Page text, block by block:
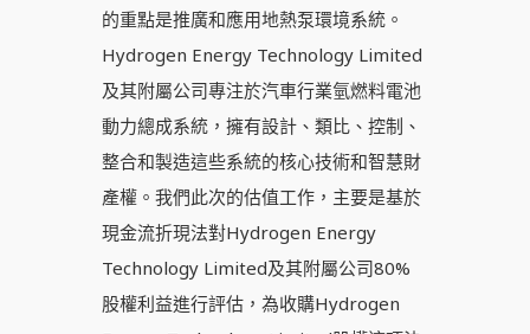
的重點是推廣和應用地熱泵環境系統。
Hydrogen Energy Technology Limited
及其附屬公司專注於汽車行業氫燃料電池
動力總成系統，擁有設計、類比、控制、
整合和製造這些系統的核心技術和智慧財
產權。我們此次的估值工作，主要是基於
現金流折現法對Hydrogen Energy
Technology Limited及其附屬公司80%
股權利益進行評估，為收購Hydrogen